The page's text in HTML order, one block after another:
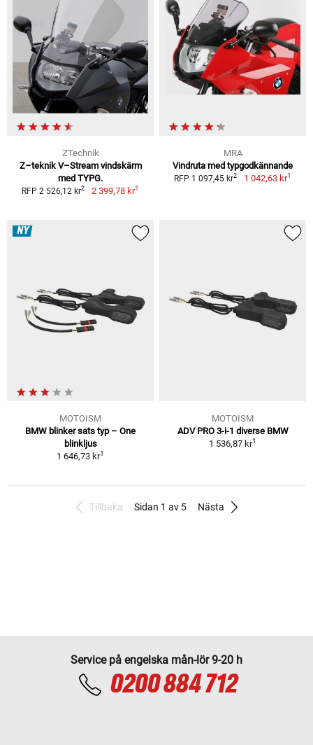
ZTechnik
Z–teknik V–Stream vindskärm
med TYPG.
RFP 2 526,12 kr2 2 399,78 kr1
MRA
Vindruta med typgodkännande
RFP 1 097,45 kr2 1 042,63 kr1
NY
MOTOISM
BMW blinker sats typ – One
blinkljus
1 646,73 kr1
MOTOISM
ADV PRO 3-i-1 diverse BMW
1 536,87 kr1
Tillbaka Sidan 1 av 5 Nästa
Service på engelska mån-lör 9-20 h
0200 884 712